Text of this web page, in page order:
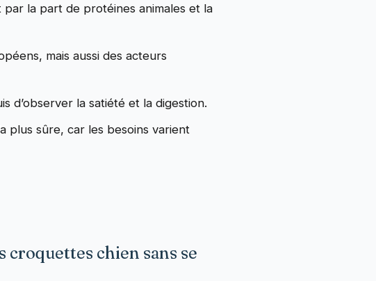
la part de protéines animales et la
mais aussi des acteurs
d’observer la satiété et la digestion.
plus sûre, car les besoins varient
chien sans se